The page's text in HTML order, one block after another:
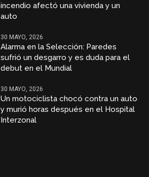
incendio afectó una vivienda y un
auto
30 MAYO, 2026
Alarma en la Selección: Paredes
sufrió un desgarro y es duda para el
debut en el Mundial
30 MAYO, 2026
Un motociclista chocó contra un auto
y murió horas después en el Hospital
Interzonal